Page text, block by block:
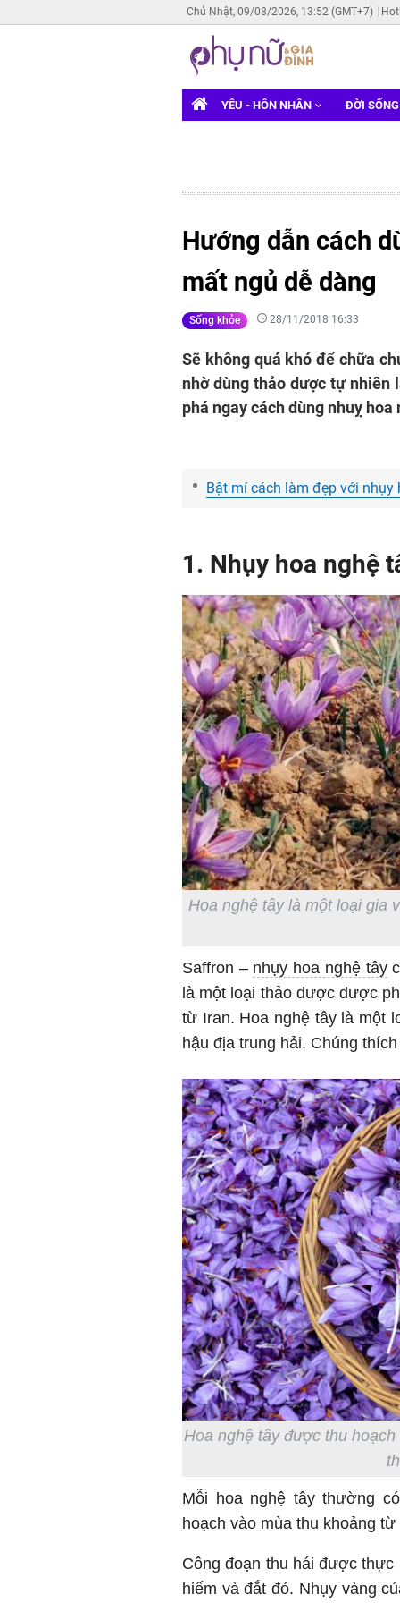
Chủ Nhật, 09/08/2026, 13:52 (GMT+7)
YÊU - HÔN NHÂN ĐỜI
Hướng dẫn cách
mất ngủ dễ dàng
Sống khỏe 28/11/2018 16:33
Sẽ không quá khó để chữa
nhờ dùng thảo dược tự nhiên
phá ngay cách dùng nhuỵ
Bật mí cách làm đẹp với
1. Nhụy hoa nghệ
Hoa nghệ tây là một loại gia
Saffron – nhụy hoa nghệ tây
là một loại thảo dược được
từ Iran. Hoa nghệ tây là một
hậu địa trung hải. Chúng
Hoa nghệ tây được thu
Mỗi hoa nghệ tây thường
hoạch vào mùa thu khoảng
Công đoạn thu hái được thực
hiếm và đắt đỏ. Nhụy vàng